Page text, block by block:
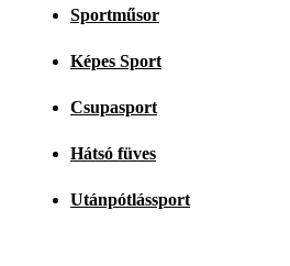
Sportműsor
Képes Sport
Csupasport
Hátsó füves
Utánpótlássport